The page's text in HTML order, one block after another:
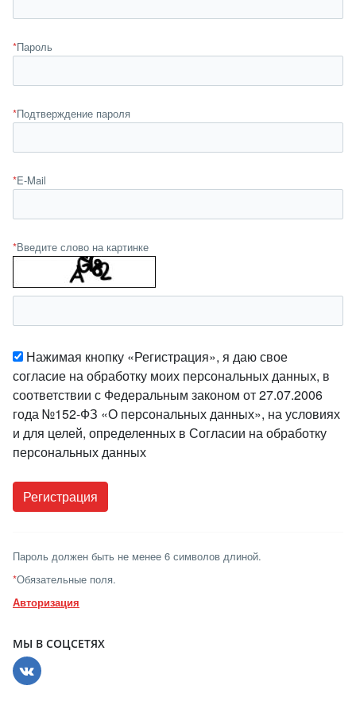
*Пароль
*Подтверждение пароля
*E-Mail
*Введите слово на картинке
Нажимая кнопку «Регистрация», я даю свое
согласие на обработку моих персональных данных, в
соответствии с Федеральным законом от 27.07.2006
года №152-ФЗ «О персональных данных», на условиях
и для целей, определенных в Согласии на обработку
персональных данных
Пароль должен быть не менее 6 символов длиной.
*Обязательные поля.
Авторизация
МЫ В СОЦСЕТЯХ